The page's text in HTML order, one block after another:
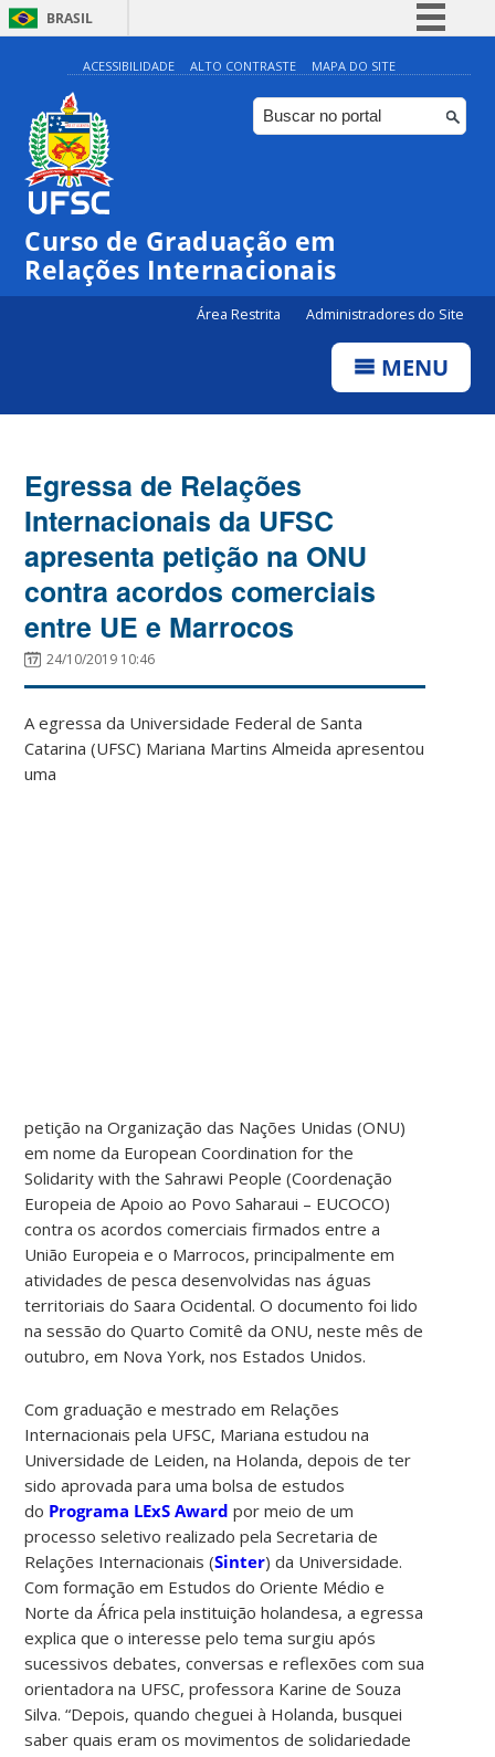
BRASIL
Simplifique!
Comunica BR
Participe
Canais
ACESSIBILIDADE ALTO CONTRASTE MAPA DO SITE
Curso de Graduação em
Relações Internacionais
Área Restrita Administradores do Site
MENU
Egressa de Relações
Internacionais da UFSC
apresenta petição na ONU
contra acordos comerciais
entre UE e Marrocos
24/10/2019 10:46
A egressa da Universidade Federal de Santa
Catarina (UFSC) Mariana Martins Almeida apresentou
uma
petição na Organização das Nações Unidas (ONU)
em nome da European Coordination for the
Solidarity with the Sahrawi People (Coordenação
Europeia de Apoio ao Povo Saharaui – EUCOCO)
contra os acordos comerciais firmados entre a
União Europeia e o Marrocos, principalmente em
atividades de pesca desenvolvidas nas águas
territoriais do Saara Ocidental. O documento foi lido
na sessão do Quarto Comitê da ONU, neste mês de
outubro, em Nova York, nos Estados Unidos.
Com graduação e mestrado em Relações
Internacionais pela UFSC, Mariana estudou na
Universidade de Leiden, na Holanda, depois de ter
sido aprovada para uma bolsa de estudos
do Programa LExS Award por meio de um
processo seletivo realizado pela Secretaria de
Relações Internacionais (Sinter) da Universidade.
Com formação em Estudos do Oriente Médio e
Norte da África pela instituição holandesa, a egressa
explica que o interesse pelo tema surgiu após
sucessivos debates, conversas e reflexões com sua
orientadora na UFSC, professora Karine de Souza
Silva. “Depois, quando cheguei à Holanda, busquei
saber quais eram os movimentos de solidariedade